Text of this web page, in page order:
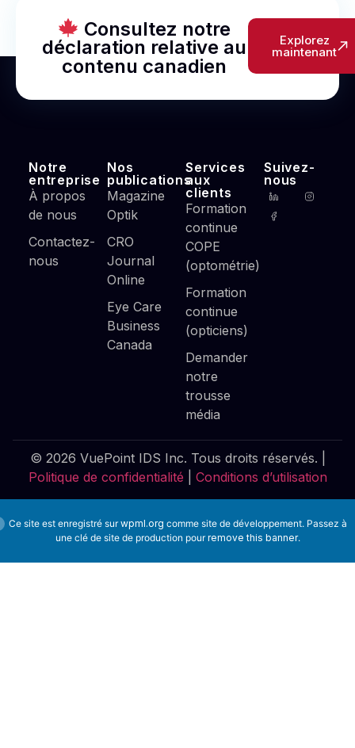
Consultez notre
déclaration relative au
contenu canadien
Explorez
maintenant
Notre
entreprise
À propos
de nous
Contactez-
nous
Nos
publications
Magazine
Optik
CRO
Journal
Online
Eye Care
Business
Canada
Services
aux
clients
Formation
continue
COPE
(optométrie)
Formation
continue
(opticiens)
Demander
notre
trousse
média
Suivez-
nous
© 2026 VuePoint IDS Inc. Tous droits réservés. |
Politique de confidentialité
Conditions d’utilisation
Ce site est enregistré surwpml.org comme site de développement. Passez à
une clé de site de production pourremove this banner.